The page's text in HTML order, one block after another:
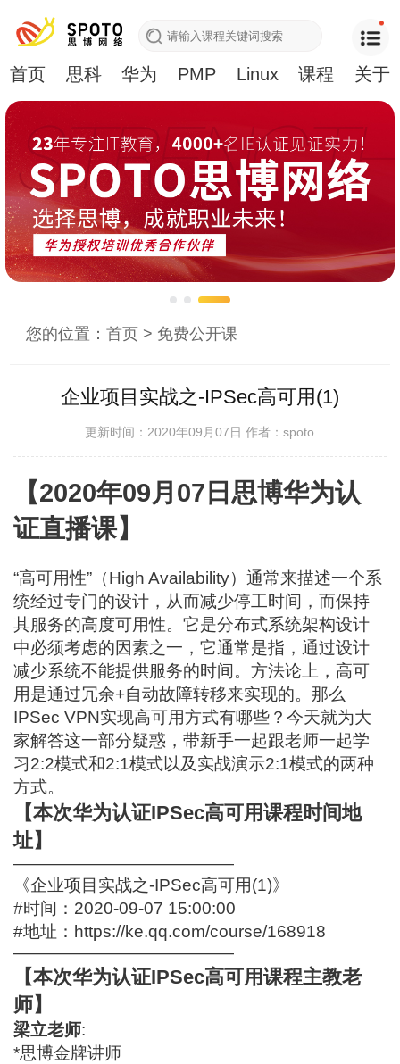
首页 思科 华为 PMP Linux 课程 关于
您的位置：首页 > 免费公开课
企业项目实战之-IPSec高可用(1)
更新时间：2020年09月07日作者：spoto
【2020年09月07日思博华为认
证直播课】
“高可用性”（High Availability）通常来描述一个系
统经过专门的设计，从而减少停工时间，而保持
其服务的高度可用性。它是分布式系统架构设计
中必须考虑的因素之一，它通常是指，通过设计
减少系统不能提供服务的时间。方法论上，高可
用是通过冗余+自动故障转移来实现的。那么
IPSec VPN实现高可用方式有哪些？今天就为大
家解答这一部分疑惑，带新手一起跟老师一起学
习2:2模式和2:1模式以及实战演示2:1模式的两种
方式。
【本次华为认证IPSec高可用课程时间地
址】
—————————————
《企业项目实战之-IPSec高可用(1)》
#时间：2020-09-07 15:00:00
#地址： https://ke.qq.com/course/168918
—————————————
【本次华为认证IPSec高可用课程主教老
师】
梁立老师:
*思博金牌讲师